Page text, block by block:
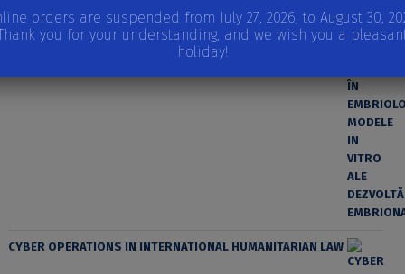
CYBER OPERATIONS IN INTERNATIONAL HUMANITARIAN LAW
orders are suspended from July 27, 2026, to August 30,
you for your understanding, and we wish you a
holiday!